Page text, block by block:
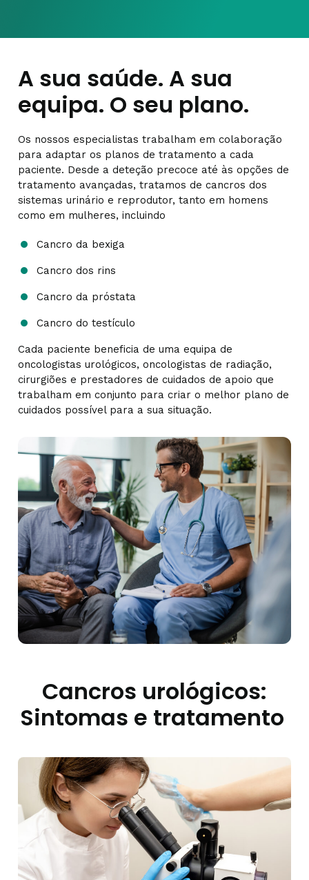
A sua saúde. A sua
equipa. O seu plano.
Os nossos especialistas trabalham em colaboração
para adaptar os planos de tratamento a cada
paciente. Desde a deteção precoce até às opções de
tratamento avançadas, tratamos de cancros dos
sistemas urinário e reprodutor, tanto em homens
como em mulheres, incluindo
Cancro da bexiga
Cancro dos rins
Cancro da próstata
Cancro do testículo
Cada paciente beneficia de uma equipa de
oncologistas urológicos, oncologistas de radiação,
cirurgiões e prestadores de cuidados de apoio que
trabalham em conjunto para criar o melhor plano de
cuidados possível para a sua situação.
Cancros urológicos:
Sintomas e tratamento